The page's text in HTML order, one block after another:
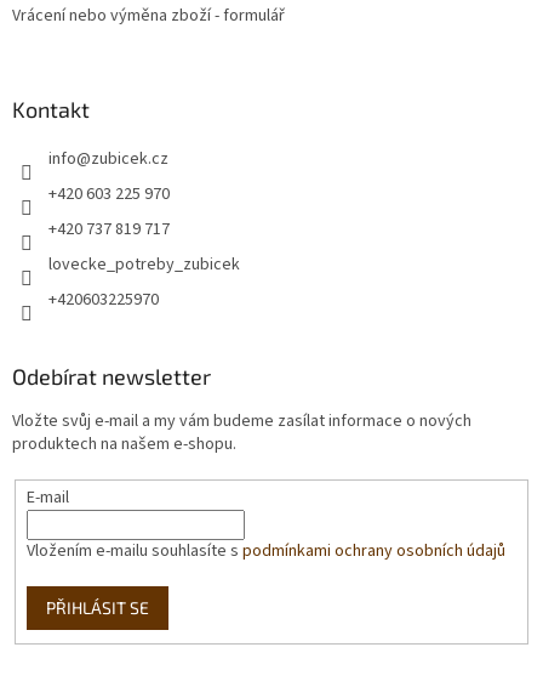
Vrácení nebo výměna zboží - formulář
Kontakt
info@zubicek.cz
+420 603 225 970
+420 737 819 717
lovecke_potreby_zubicek
+420603225970
Odebírat newsletter
Vložte svůj e-mail a my vám budeme zasílat informace o nových
produktech na našem e-shopu.
E-mail
Vložením e-mailu souhlasíte s podmínkami ochrany osobních údajů
PŘIHLÁSIT SE